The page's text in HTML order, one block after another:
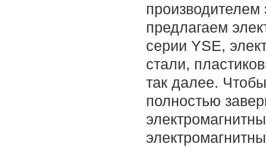
предлагаем
серии YSE,
стали,
так далее.
полностью